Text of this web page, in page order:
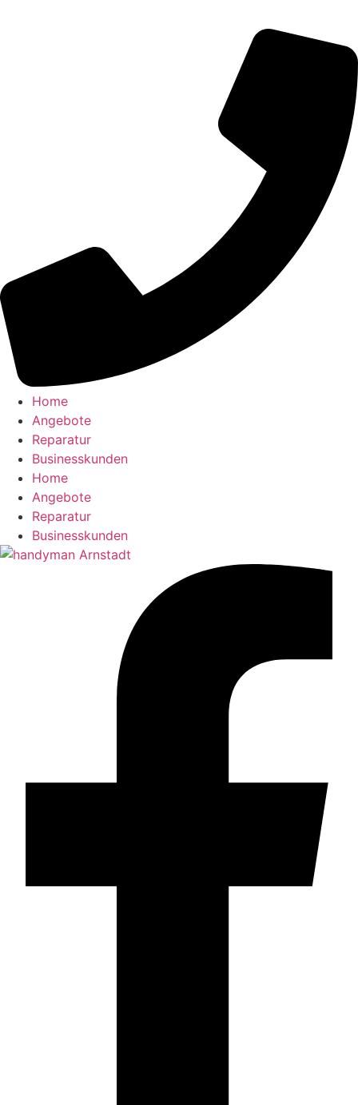
Home
Angebote
Reparatur
Businesskunden​
Home
Angebote
Reparatur
Businesskunden​